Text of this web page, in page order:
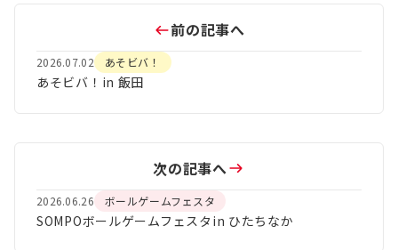
前の記事へ
2026.07.02 あそビバ！
あそビバ！in 飯田
次の記事へ
2026.06.26 ボールゲームフェスタ
SOMPOボールゲームフェスタin ひたちなか